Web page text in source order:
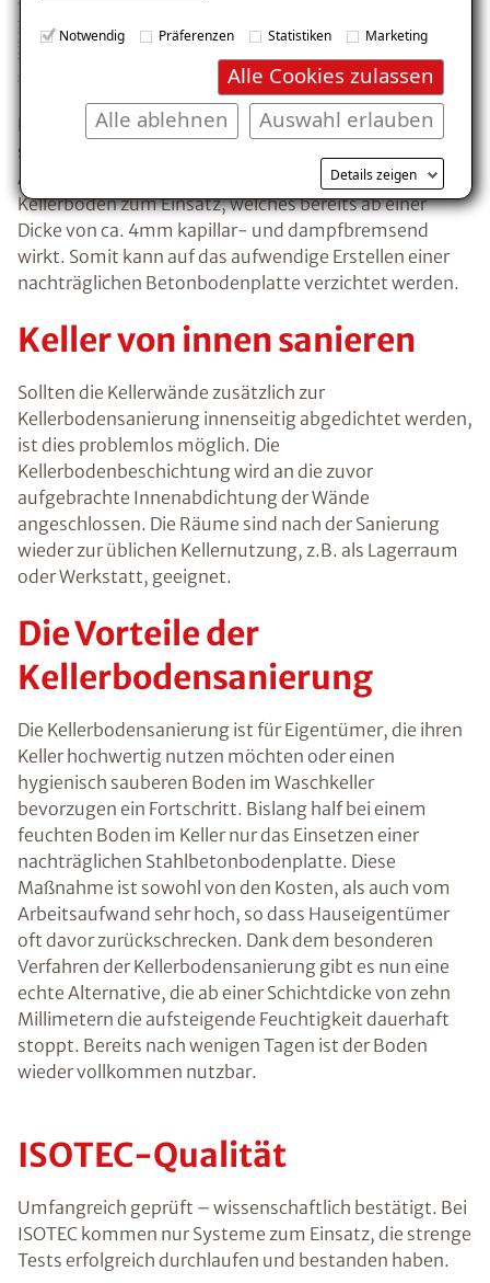
Notwendig Präferenzen Statistiken Marketing
Alle Cookies zulassen
Auswahl erlauben
Alle ablehnen
Details zeigen
Bei der ISOTEC-Kellerbodensanierung kommt ein
speziell entwickeltes Beschichtungssystem für den
Anwendungsfall der kapillardurchfeuchteten
Kellerböden zum Einsatz, welches bereits ab einer
Dicke von ca. 4mm kapillar- und dampfbremsend
wirkt. Somit kann auf das aufwendige Erstellen einer
nachträglichen Betonbodenplatte verzichtet werden.
Keller von innen sanieren
Sollten die Kellerwände zusätzlich zur
Kellerbodensanierung innenseitig abgedichtet werden,
ist dies problemlos möglich. Die
Kellerbodenbeschichtung wird an die zuvor
aufgebrachte Innenabdichtung der Wände
angeschlossen. Die Räume sind nach der Sanierung
wieder zur üblichen Kellernutzung, z.B. als Lagerraum
oder Werkstatt, geeignet.
Die Vorteile der
Kellerbodensanierung
Die Kellerbodensanierung ist für Eigentümer, die ihren
Keller hochwertig nutzen möchten oder einen
hygienisch sauberen Boden im Waschkeller
bevorzugen ein Fortschritt. Bislang half bei einem
feuchten Boden im Keller nur das Einsetzen einer
nachträglichen Stahlbetonbodenplatte. Diese
Maßnahme ist sowohl von den Kosten, als auch vom
Arbeitsaufwand sehr hoch, so dass Hauseigentümer
oft davor zurückschrecken. Dank dem besonderen
Verfahren der Kellerbodensanierung gibt es nun eine
echte Alternative, die ab einer Schichtdicke von zehn
Millimetern die aufsteigende Feuchtigkeit dauerhaft
stoppt. Bereits nach wenigen Tagen ist der Boden
wieder vollkommen nutzbar.
ISOTEC-Qualität
Umfangreich geprüft – wissenschaftlich bestätigt. Bei
ISOTEC kommen nur Systeme zum Einsatz, die strenge
Tests erfolgreich durchlaufen und bestanden haben.